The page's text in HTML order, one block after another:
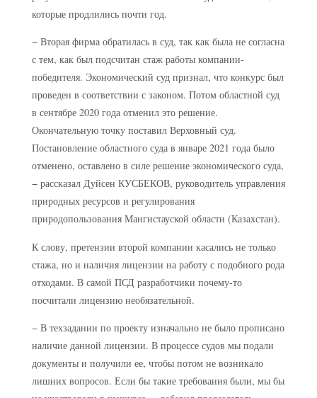
которые продлились почти год.
− Вторая фирма обратилась в суд, так как была не согласна
с тем, как был подсчитан стаж работы компании-
победителя. Экономический суд признал, что конкурс был
проведен в соответствии с законом. Потом областной суд
в сентябре 2020 года отменил это решение.
Окончательную точку поставил Верховный суд.
Постановление областного суда в январе 2021 года было
отменено, оставлено в силе решение экономического суда,
− рассказал Дуйсен КУСБЕКОВ, руководитель управления
природных ресурсов и регулирования
природопользования Мангистауской области (Казахстан).
К слову, претензии второй компании касались не только
стажа, но и наличия лицензии на работу с подобного рода
отходами. В самой ПСД разработчики почему-то
посчитали лицензию необязательной.
− В техзадании по проекту изначально не было прописано
наличие данной лицензии. В процессе судов мы подали
документы и получили ее, чтобы потом не возникало
лишних вопросов. Если бы такие требования были, мы бы